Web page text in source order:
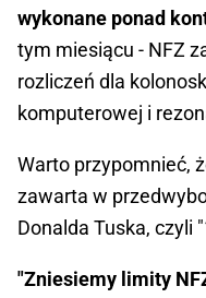
wykonane ponad
tym miesiącu - NFZ
rozliczeń dla
komputerowej i
Warto przypomnieć,
zawarta w
Donalda Tuska, czyli
"Zniesiemy limity